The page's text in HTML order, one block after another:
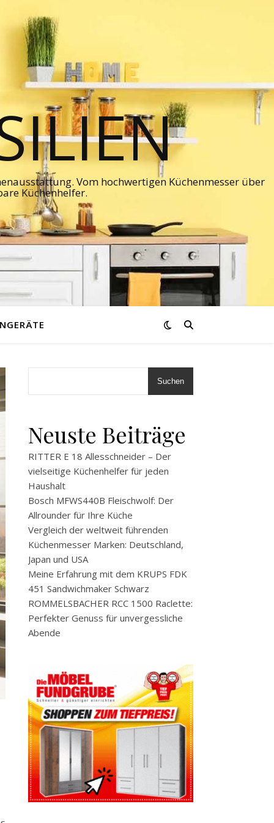
Vom hochwertigen Küchenmesser über
Küchenhelfer.
Suchen
Neuste Beiträge
RITTER E 18 Allesschneider – Der
vielseitige Küchenhelfer für jeden
Haushalt
Bosch MFWS440B Fleischwolf: Der
Allrounder für Ihre Küche
Vergleich der weltweit führenden
Küchenmesser Marken: Deutschland,
Japan und USA
Meine Erfahrung mit dem KRUPS FDK
451 Sandwichmaker Schwarz
ROMMELSBACHER RCC 1500 Raclette:
Perfekter Genuss für unvergessliche
Abende